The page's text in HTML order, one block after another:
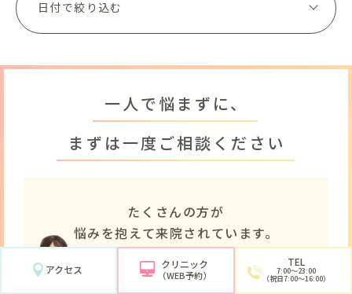
一人で悩まずに、
まずは一度ご相談ください
たくさんの方が
悩みを抱えて来院されています。
ご紹介している症状以外でも、
「こんな
ことで受診していいのかな…」 と迷った
アクセス クリニック
（WEB予約）
TEL
7:00〜23:00
（祝日7:00〜16:00）